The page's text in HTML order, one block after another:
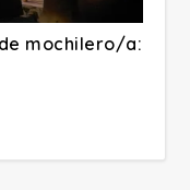
mochilero/a: